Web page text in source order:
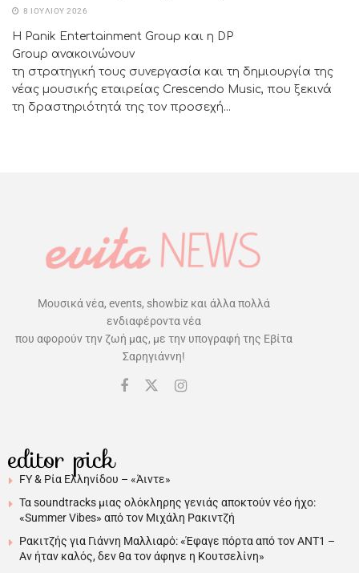
8 ΙΟΥΛΊΟΥ 2026
Η Panik Entertainment Group και η DP
Group ανακοινώνουν
τη στρατηγική τους συνεργασία και τη δημιουργία της
νέας μουσικής εταιρείας Crescendo Music, που ξεκινά
τη δραστηριότητά της τον προσεχή...
Μουσικά νέα, events, showbiz και άλλα πολλά
ενδιαφέροντα νέα
που αφορούν την ζωή μας, με την υπογραφή της Εβίτα
Σαρηγιάννη!
editor pick
FY & Ρία Ελληνίδου – «Άιντε»
Τα soundtracks μιας ολόκληρης γενιάς αποκτούν νέο ήχο:
«Summer Vibes» από τον Μιχάλη Ρακιντζή
Ρακιτζής για Γιάννη Μαλλιαρό: «Έφαγε πόρτα από τον ΑΝΤ1 –
Αν ήταν καλός, δεν θα τον άφηνε η Κουτσελίνη»